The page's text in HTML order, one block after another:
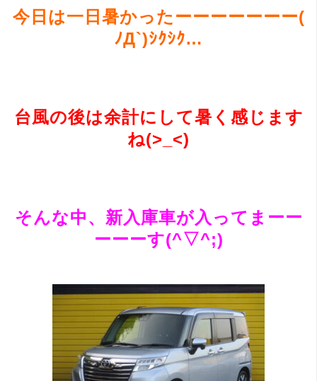
今日は一日暑かったーーーーーーー(
ﾉД`)ｼｸｼｸ…
台風の後は余計にして暑く感じます
ね(>_<)
そんな中、新入庫車が入ってまーー
ーーーす(^▽^;)